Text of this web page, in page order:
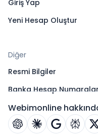
Giriş Yap
Yeni Hesap Oluştur
Diğer
Resmi Bilgiler
Banka Hesap
Webimonline